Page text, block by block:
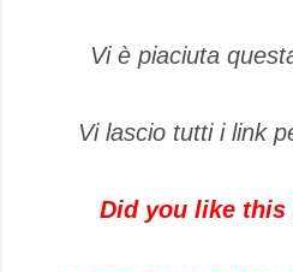
Vi è piaciuta
Vi lascio tutti i link
Did you like